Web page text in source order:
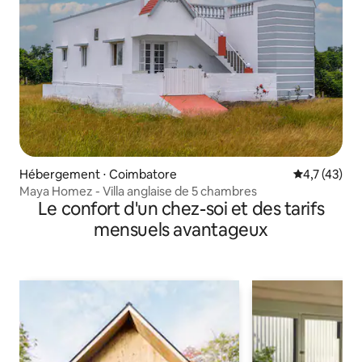
Hébergement ⋅ Coimbatore Évaluation
4,7 (43)
Maya Homez - Villa anglaise de 5 chambres
Le confort d'un chez-soi et des tarifs
mensuels avantageux